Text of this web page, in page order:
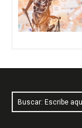
Buscar: Escribe